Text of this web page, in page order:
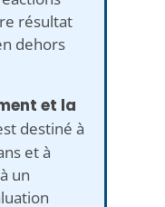
résultat
dehors
et la
destiné à
et à
un